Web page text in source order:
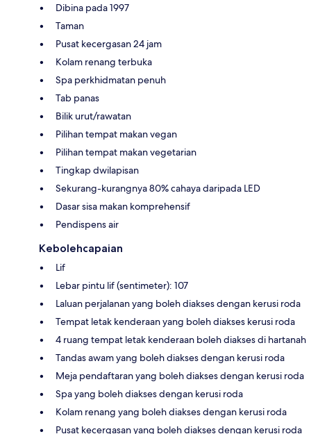
Dibina pada 1997
Taman
Pusat kecergasan 24 jam
Kolam renang terbuka
Spa perkhidmatan penuh
Tab panas
Bilik urut/rawatan
Pilihan tempat makan vegan
Pilihan tempat makan vegetarian
Tingkap dwilapisan
Sekurang-kurangnya 80% cahaya daripada LED
Dasar sisa makan komprehensif
Pendispens air
Kebolehcapaian
Lif
Lebar pintu lif (sentimeter): 107
Laluan perjalanan yang boleh diakses dengan kerusi roda
Tempat letak kenderaan yang boleh diakses kerusi roda
4 ruang tempat letak kenderaan boleh diakses di hartanah
Tandas awam yang boleh diakses dengan kerusi roda
Meja pendaftaran yang boleh diakses dengan kerusi roda
Spa yang boleh diakses dengan kerusi roda
Kolam renang yang boleh diakses dengan kerusi roda
Pusat kecergasan yang boleh diakses dengan kerusi roda